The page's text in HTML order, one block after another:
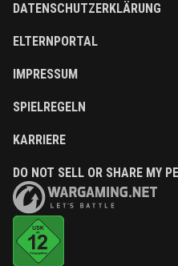
DATENSCHUTZERKLÄRUNG
ELTERNPORTAL
IMPRESSUM
SPIELREGELN
KARRIERE
DO NOT SELL OR SHARE MY